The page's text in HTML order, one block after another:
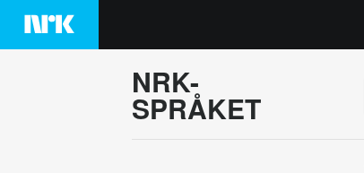
Hopp
innhaldet
NRK-
SPRÅKET